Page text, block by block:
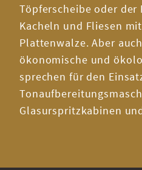
Töpferscheibe oder
Kacheln und Fliesen
Plattenwalze. Aber
ökonomische und
sprechen für den
Glasurspritzkabinen